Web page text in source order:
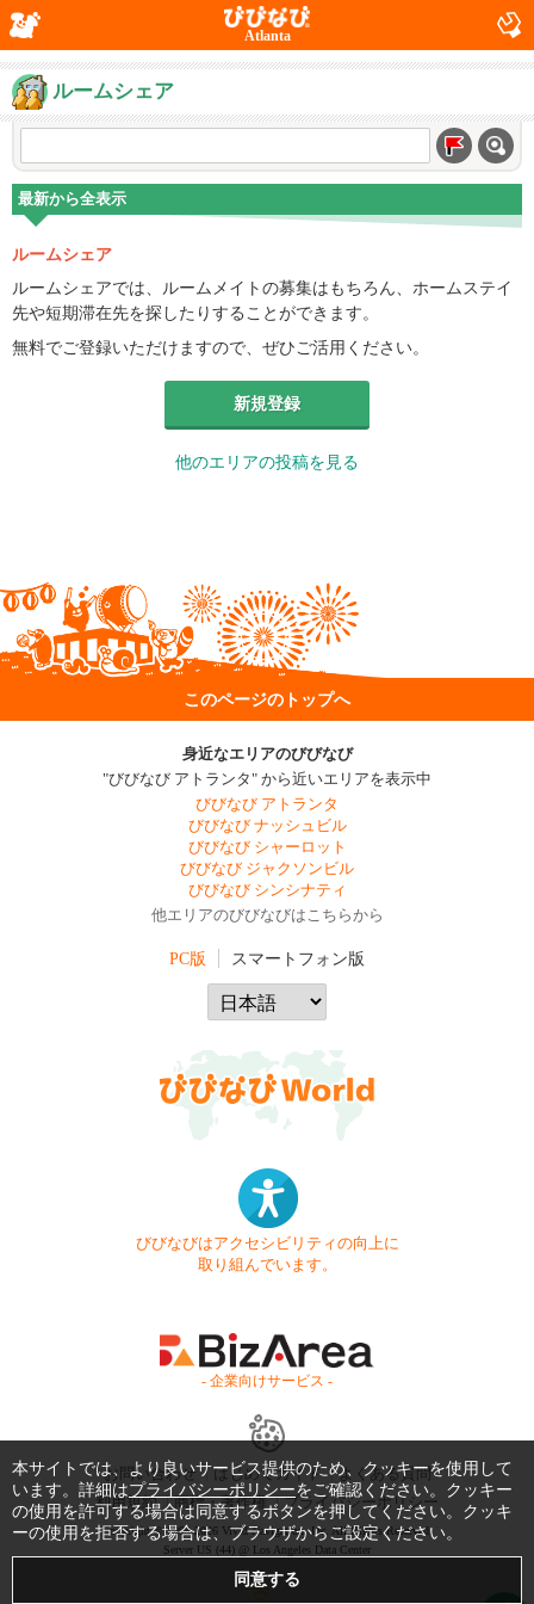
Atlanta
ルームシェア
最新から全表示
ルームシェア
ルームシェアでは、ルームメイトの募集はもちろん、ホームステイ
先や短期滞在先を探したりすることができます。
無料でご登録いただけますので、ぜひご活用ください。
新規登録
他のエリアの投稿を見る
このページのトップへ
身近なエリアのびびなび
"びびなび アトランタ" から近いエリアを表示中
びびなび アトランタ
びびなび ナッシュビル
びびなび シャーロット
びびなび ジャクソンビル
びびなび シンシナティ
他エリアのびびなびはこちらから
PC版 スマートフォン版
びびなびはアクセシビリティの向上に
取り組んでいます。
- 企業向けサービス -
お問い合わせ はじめてガイド
よくある質問
利用規約
商標・著作権 プライバシーポリシー
Copyright © 1999-2026 Vivid Navigation, Inc. All Rights Reserved.
Server US (44) @ Los Angeles Data Center
本サイトでは、より良いサービス提供のため、クッキーを使用して
います。詳細はプライバシーポリシーをご確認ください。クッキー
の使用を許可する場合は同意するボタンを押してください。クッキ
ーの使用を拒否する場合は、ブラウザからご設定ください。